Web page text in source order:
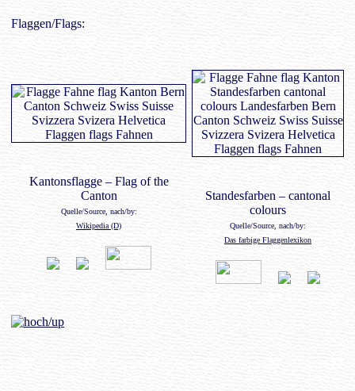
Flaggen/Flags:
Kantonsflagge – Flag of the
Canton
Quelle/Source, nach/by:
Wikipedia (D)
Standesfarben – cantonal
colours
Quelle/Source, nach/by:
Das farbige Flaggenlexikon